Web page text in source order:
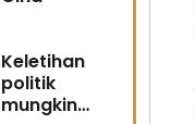
Keletihan
politik
mungkin